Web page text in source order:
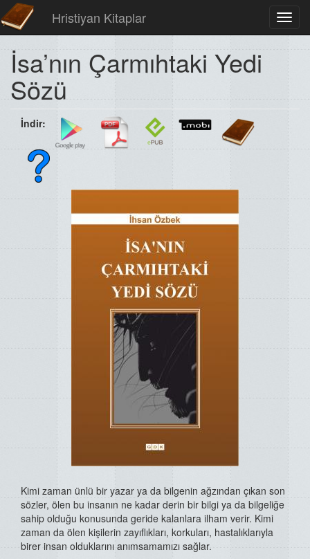
Hristiyan Kitaplar
İsa’nın Çarmıhtaki Yedi
Sözü
İndir:
Kimi zaman ünlü bir yazar ya da bilgenin ağzından çıkan son
sözler, ölen bu insanın ne kadar derin bir bilgi ya da bilgeliğe
sahip olduğu konusunda geride kalanlara ilham verir. Kimi
zaman da ölen kişilerin zayıflıkları, korkuları, hastalıklarıyla
birer insan olduklarını anımsamamızı sağlar.